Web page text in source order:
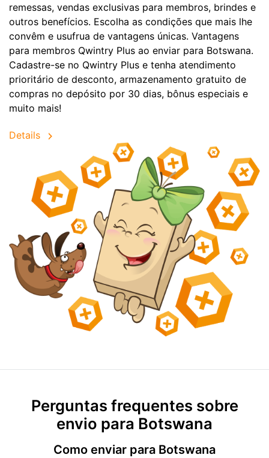
remessas, vendas exclusivas para membros, brindes e
outros benefícios. Escolha as condições que mais lhe
convêm e usufrua de vantagens únicas. Vantagens
para membros Qwintry Plus ao enviar para Botswana.
Cadastre-se no Qwintry Plus e tenha atendimento
prioritário de desconto, armazenamento gratuito de
compras no depósito por 30 dias, bônus especiais e
muito mais!
Details
Perguntas frequentes sobre
envio para Botswana
Como enviar para Botswana